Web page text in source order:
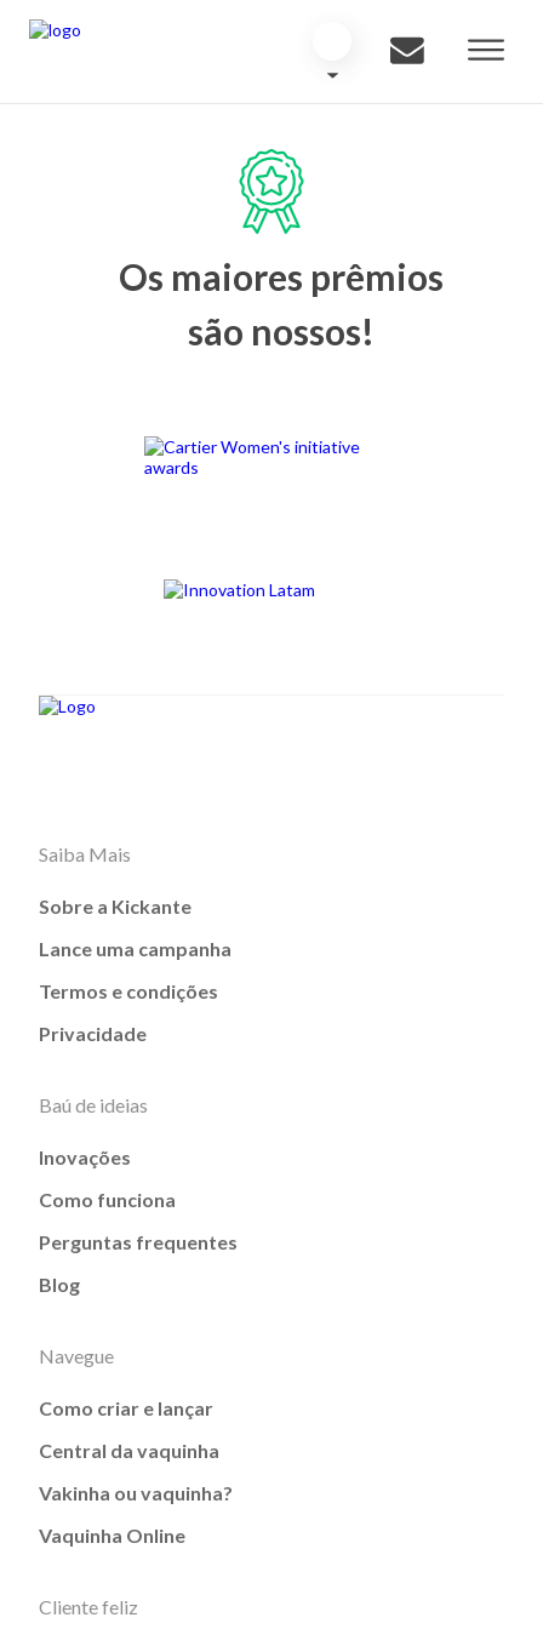
Os maiores prêmios
são nossos!
Saiba Mais
Sobre a Kickante
Lance uma campanha
Termos e condições
Privacidade
Baú de ideias
Inovações
Como funciona
Perguntas frequentes
Blog
Navegue
Como criar e lançar
Central da vaquinha
Vakinha ou vaquinha?
Vaquinha Online
Cliente feliz